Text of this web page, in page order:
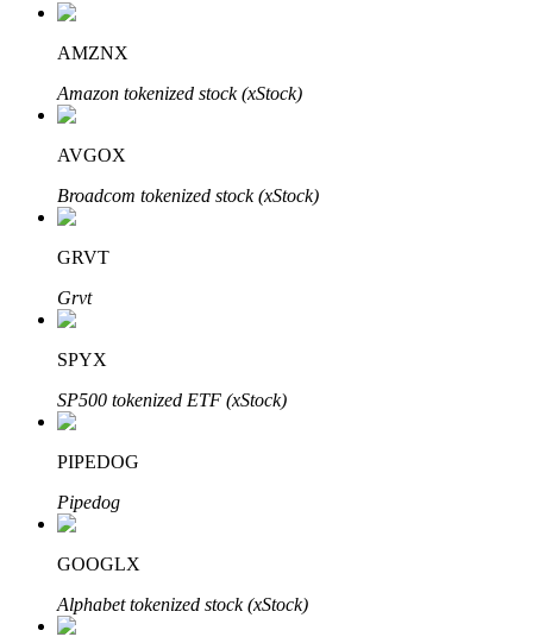
Investasi Otomatis
Raih keuntungan jangka panjang dan kepentingan fleksibel
Pelajari Staking
Pelajari tentang mendapatkan penghasilan pasif
Bitrue
AI
AMZNX
Amazon tokenized stock (xStock)
AVGOX
Broadcom tokenized stock (xStock)
GRVT
Grvt
SPYX
SP500 tokenized ETF (xStock)
PIPEDOG
Pipedog
GOOGLX
Alphabet tokenized stock (xStock)